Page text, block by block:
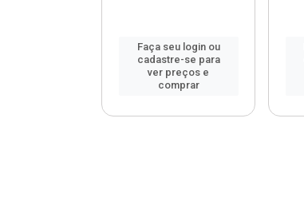
Faça seu login ou
cadastre-se para
ver preços e
comprar